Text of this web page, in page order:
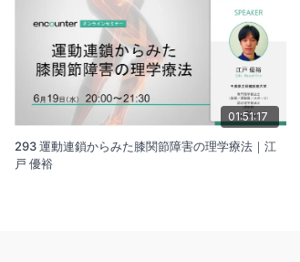
01:51:17
293 運動連鎖からみた膝関節障害の理学療法｜江
戸 優裕